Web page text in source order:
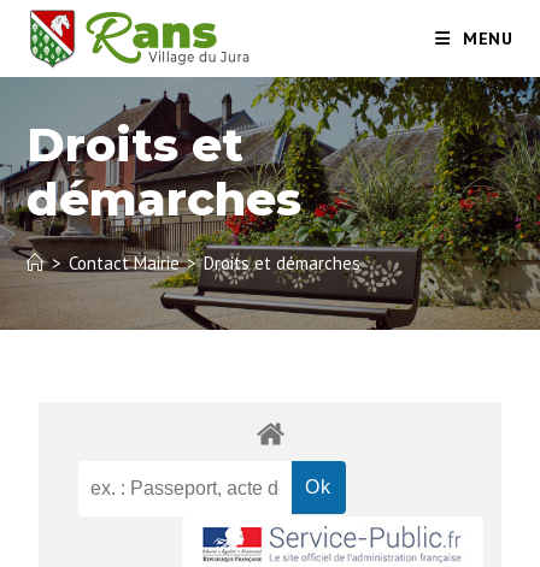
MENU
Droits et
démarches
> Contact Mairie > Droits et démarches